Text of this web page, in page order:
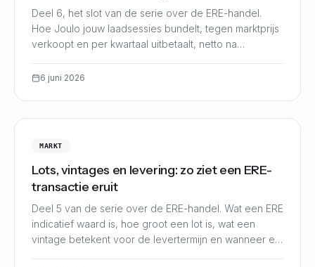
Deel 6, het slot van de serie over de ERE-handel.
Hoe Joulo jouw laadsessies bundelt, tegen marktprijs
verkoopt en per kwartaal uitbetaalt, netto na
6 juni 2026
MARKT
Lots, vintages en levering: zo ziet een ERE-
transactie eruit
Deel 5 van de serie over de ERE-handel. Wat een ERE
indicatief waard is, hoe groot een lot is, wat een
vintage betekent voor de levertermijn en wanneer er